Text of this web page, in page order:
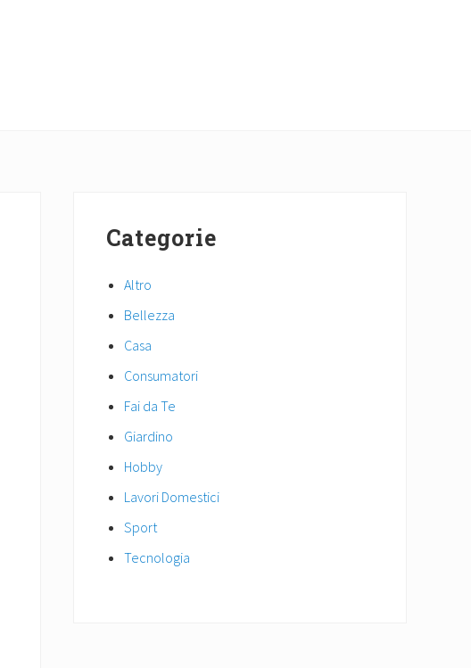
Sidebar
Categorie
Altro
Bellezza
Casa
Consumatori
Fai da Te
Giardino
Hobby
Lavori Domestici
Sport
Tecnologia